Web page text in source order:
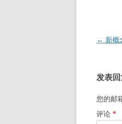
文
航
← 新概
发表
您的邮
评论 *